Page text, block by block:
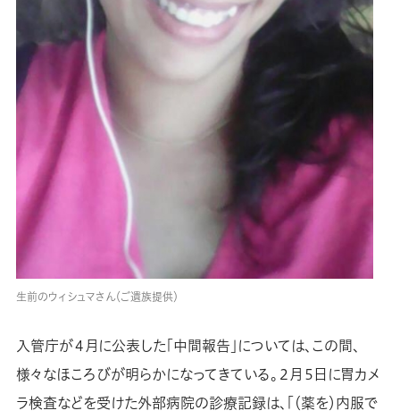
生前のウィシュマさん（ご遺族提供）
入管庁が４月に公表した「中間報告」については、この間、
様々なほころびが明らかになってきている。２月５日に胃カメ
ラ検査などを受けた外部病院の診療記録は、「（薬を）内服で